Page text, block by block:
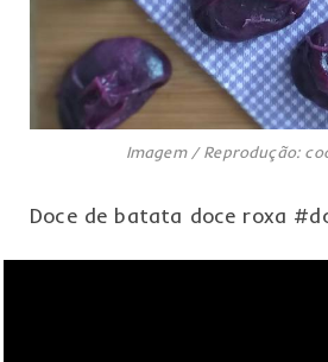
Imagem / Reprodução:
Doce de batata doce roxa